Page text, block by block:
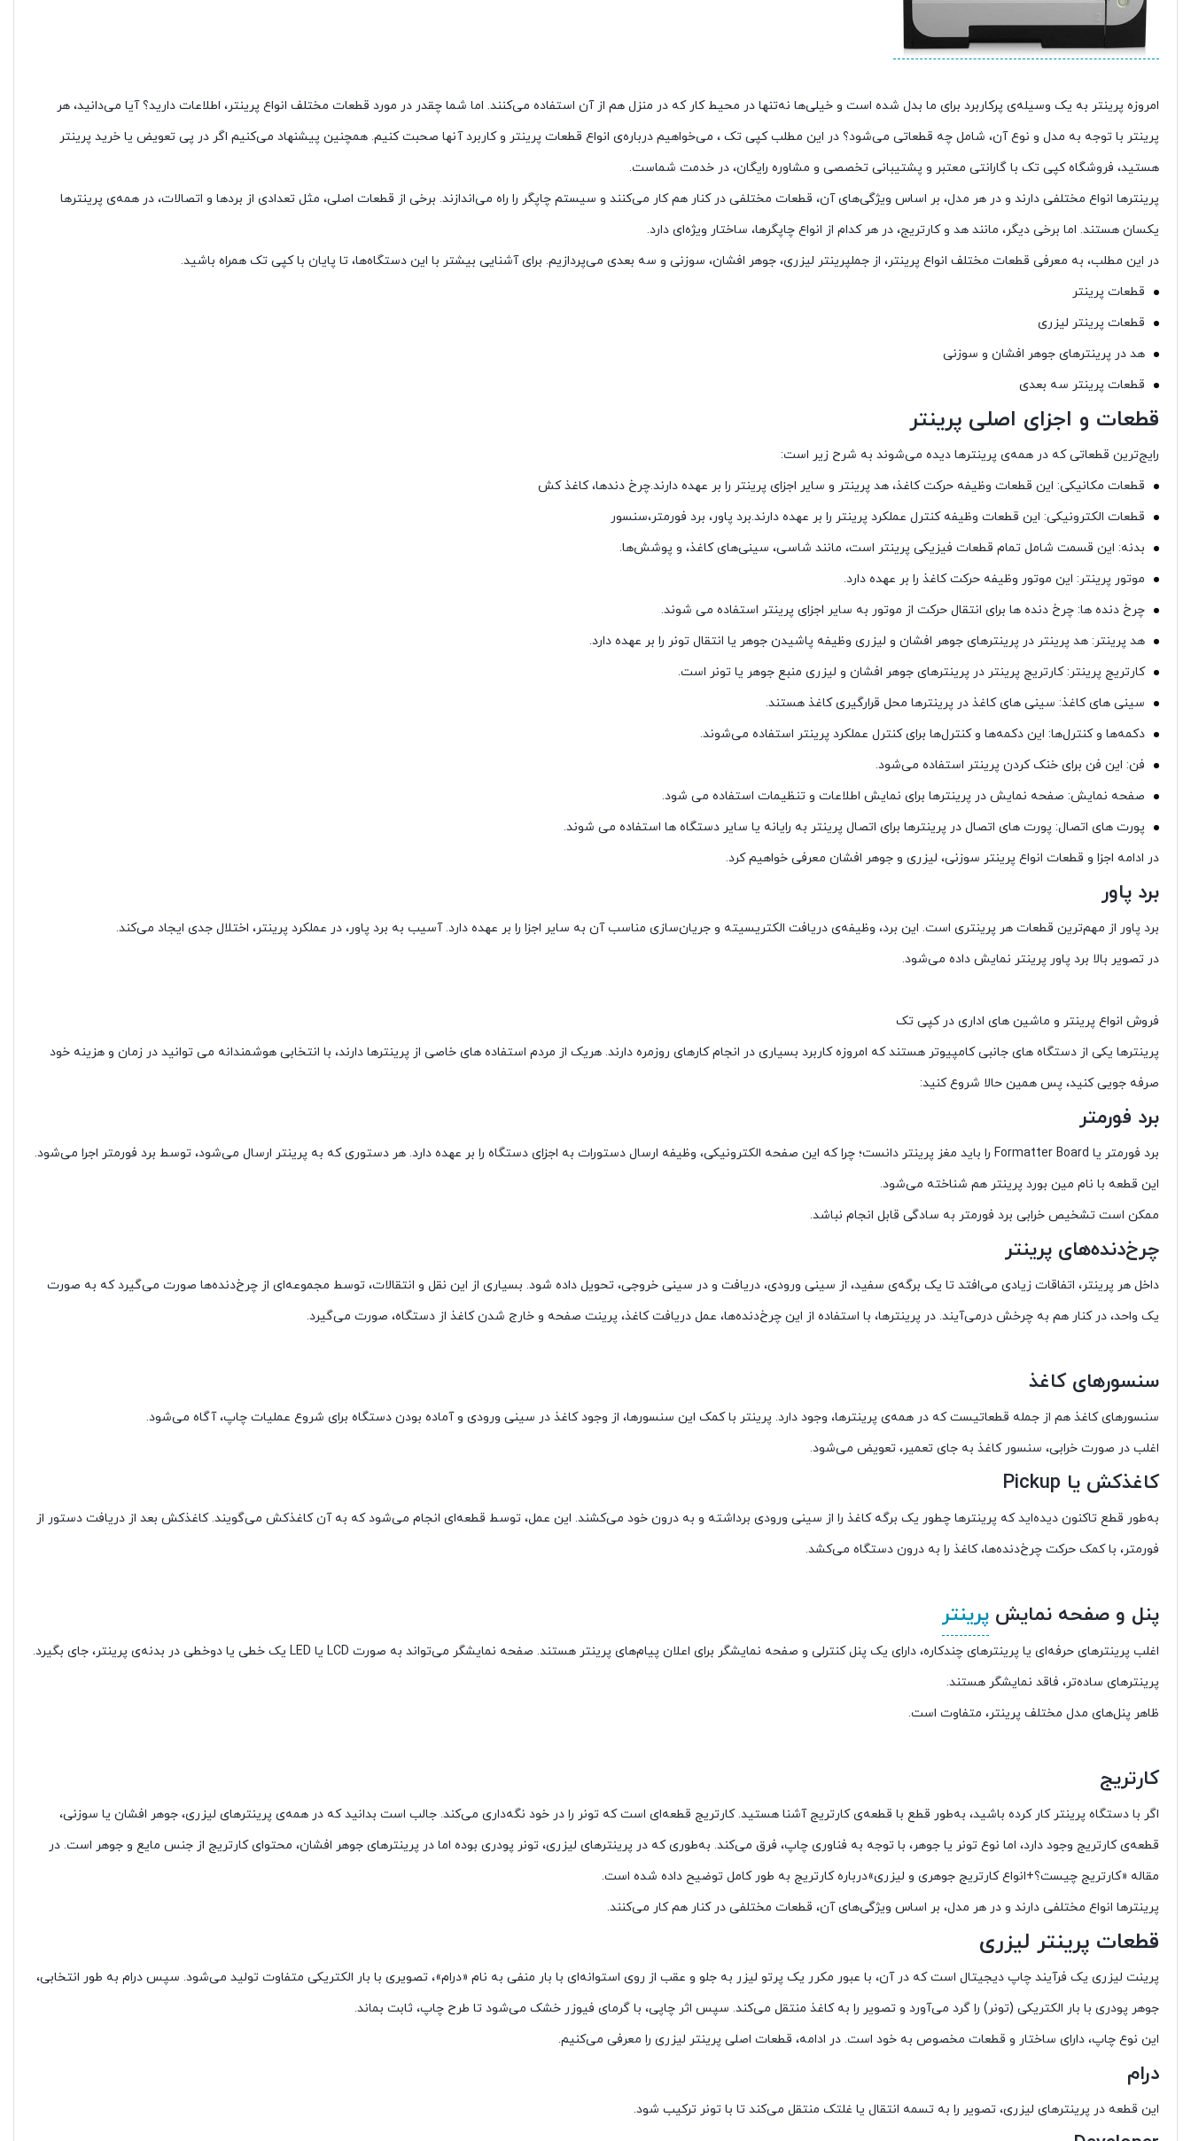
امروزه پرینتر به یک وسیله‌ی پرکاربرد برای ما بدل شده است و خیلی‌ها نه‌تنها در محیط کار که در منزل هم از آن استفاده می‌کنند. اما شما چقدر در مورد قطعات مختلف انواع پرینتر، اطلاعات دارید؟ آیا می‌دانید، هر
پرینتر با توجه به مدل و نوع آن، شامل چه قطعاتی می‌شود؟ در این مطلب کپی تک ، می‌خواهیم درباره‌ی انواع قطعات پرینتر و کاربرد آنها صحبت کنیم. همچنین پیشنهاد می‌کنیم اگر در پی تعویض یا خرید پرینتر
هستید، فروشگاه کپی تک با گارانتی معتبر و پشتیبانی تخصصی و مشاوره رایگان، در خدمت شماست.
پرینترها انواع مختلفی دارند و در هر مدل، بر اساس ویژگی‌های آن، قطعات مختلفی در کنار هم کار می‌کنند و سیستم چاپگر را راه می‌اندازند. برخی از قطعات اصلی، مثل تعدادی از بردها و اتصالات، در همه‌ی پرینترها
یکسان هستند. اما برخی دیگر، مانند هد و کارتریج، در هر کدام از انواع چاپگرها، ساختار ویژه‌ای دارد.
در این مطلب، به معرفی قطعات مختلف انواع پرینتر، از جملپرینتر لیزری، جوهر افشان، سوزنی و سه بعدی می‌پردازیم. برای آشنایی بیشتر با این دستگاه‌ها، تا پایان با کپی تک همراه باشید.
قطعات پرینتر
قطعات پرینتر لیزری
هد در پرینترهای جوهر افشان و سوزنی
قطعات پرینتر سه بعدی
قطعات و اجزای اصلی پرینتر
رایج‌ترین قطعاتی که در همه‌ی پرینترها دیده می‌شوند به شرح زیر است:
قطعات مکانیکی: این قطعات وظیفه حرکت کاغذ، هد پرینتر و سایر اجزای پرینتر را بر عهده دارند.چرخ دندها، کاغذ کش
قطعات الکترونیکی: این قطعات وظیفه کنترل عملکرد پرینتر را بر عهده دارند.برد پاور، برد فورمتر،سنسور
بدنه: این قسمت شامل تمام قطعات فیزیکی پرینتر است، مانند شاسی، سینی‌های کاغذ، و پوشش‌ها.
موتور پرینتر: این موتور وظیفه حرکت کاغذ را بر عهده دارد.
چرخ دنده ها: چرخ دنده ها برای انتقال حرکت از موتور به سایر اجزای پرینتر استفاده می شوند.
هد پرینتر: هد پرینتر در پرینترهای جوهر افشان و لیزری وظیفه پاشیدن جوهر یا انتقال تونر را بر عهده دارد.
کارتریج پرینتر: کارتریج پرینتر در پرینترهای جوهر افشان و لیزری منبع جوهر یا تونر است.
سینی های کاغذ: سینی های کاغذ در پرینترها محل قرارگیری کاغذ هستند.
دکمه‌ها و کنترل‌ها: این دکمه‌ها و کنترل‌ها برای کنترل عملکرد پرینتر استفاده می‌شوند.
فن: این فن برای خنک کردن پرینتر استفاده می‌شود.
صفحه نمایش: صفحه نمایش در پرینترها برای نمایش اطلاعات و تنظیمات استفاده می شود.
پورت های اتصال: پورت های اتصال در پرینترها برای اتصال پرینتر به رایانه یا سایر دستگاه ها استفاده می شوند.
در ادامه اجزا و قطعات انواع پرینتر سوزنی، لیزری و جوهر افشان معرفی خواهیم کرد.
برد پاور
برد پاور از مهم‌ترین قطعات هر پرینتری است. این برد، وظیفه‌ی دریافت الکتریسیته و جریان‌سازی مناسب آن به سایر اجزا را بر عهده دارد. آسیب به برد پاور، در عملکرد پرینتر، اختلال جدی ایجاد می‌کند.
در تصویر بالا برد پاور پرینتر نمایش داده می‌شود.
فروش انواع پرینتر و ماشین های اداری در کپی تک
پرینترها یکی از دستگاه های جانبی کامپیوتر هستند که امروزه کاربرد بسیاری در انجام کارهای روزمره دارند. هریک از مردم استفاده های خاصی از پرینترها دارند، با انتخابی هوشمندانه می توانید در زمان و هزینه خود
صرفه جویی کنید، پس همین حالا شروع کنید:
برد فورمتر
برد فورمتر یا Formatter Board را باید مغز پرینتر دانست؛ چرا که این صفحه‌ الکترونیکی، وظیفه‌ ارسال دستورات به اجزای دستگاه را بر عهده دارد. هر دستوری که به پرینتر ارسال می‌شود، توسط برد فورمتر اجرا می‌شود.
این قطعه با نام مین بورد پرینتر هم شناخته می‌شود.
ممکن است تشخیص خرابی برد فورمتر به سادگی قابل انجام نباشد.
چرخ‌دنده‌های پرینتر
داخل هر پرینتر، اتفاقات زیادی می‌افتد تا یک برگه‌ی سفید، از سینی ورودی، دریافت و در سینی خروجی، تحویل داده شود. بسیاری از این نقل و انتقالات، توسط مجموعه‌ای از چرخ‌دنده‌ها صورت می‌گیرد که به صورت
یک واحد، در کنار هم به چرخش درمی‌آیند. در پرینترها، با استفاده از این چرخ‌دنده‌ها، عمل دریافت کاغذ، پرینت صفحه و خارج شدن کاغذ از دستگاه، صورت می‌گیرد.
سنسورهای کاغذ
سنسورهای کاغذ هم از جمله قطعاتیست که در همه‌ی پرینترها، وجود دارد. پرینتر با کمک این سنسورها، از وجود کاغذ در سینی ورودی و آماده بودن دستگاه برای شروع عملیات چاپ، آگاه می‌شود.
اغلب در صورت خرابی، سنسور کاغذ به جای تعمیر، تعویض می‌شود.
کاغذکش یا Pickup
به‌طور قطع تاکنون دیده‌اید که پرینترها چطور یک برگه کاغذ را از سینی ورودی برداشته و به درون خود می‌کشند. این عمل، توسط قطعه‌ای انجام می‌شود که به آن کاغذکش می‌گویند. کاغذکش بعد از دریافت دستور از
فورمتر، با کمک حرکت چرخ‌دنده‌ها، کاغذ را به درون دستگاه می‌کشد.
پنل و صفحه نمایش پرینتر
اغلب پرینترهای حرفه‌ای یا پرینترهای چندکاره، دارای یک پنل کنترلی و صفحه نمایشگر برای اعلان پیام‌های پرینتر هستند. صفحه نمایشگر می‌تواند به صورت LCD یا LED یک خطی یا دوخطی در بدنه‌ی پرینتر، جای بگیرد.
پرینترهای ساده‌تر، فاقد نمایشگر هستند.
ظاهر پنل‌های مدل مختلف پرینتر، متفاوت است.
کارتریج
اگر با دستگاه پرینتر کار کرده باشید، به‌طور قطع با قطعه‌ی کارتریج آشنا هستید. کارتریج قطعه‌ای است که تونر را در خود نگه‌داری می‌کند. جالب است بدانید که در همه‌ی پرینترهای لیزری، جوهر افشان یا سوزنی،
قطعه‌ی کارتریج وجود دارد، اما نوع تونر یا جوهر، با توجه به فناوری چاپ، فرق می‌کند. به‌طوری که در پرینترهای لیزری، تونر پودری بوده اما در پرینترهای جوهر افشان، محتوای کارتریج از جنس مایع و جوهر است. در
مقاله «کارتریج چیست؟+انواع کارتریج جوهری و لیزری»درباره کارتریج به طور کامل توضیح داده شده است.
پرینترها انواع مختلفی دارند و در هر مدل، بر اساس ویژگی‌های آن، قطعات مختلفی در کنار هم کار می‌کنند.
قطعات پرینتر لیزری
پرینت لیزری یک فرآیند چاپ دیجیتال است که در آن، با عبور مکرر یک پرتو لیزر به جلو و عقب از روی استوانه‌ای با بار منفی به نام «درام»، تصویری با بار الکتریکی متفاوت تولید می‌شود. سپس درام به طور انتخابی،
جوهر پودری با بار الکتریکی (تونر) را گرد می‌آورد و تصویر را به کاغذ منتقل می‌کند. سپس اثر چاپی، با گرمای فیوزر خشک می‌شود تا طرح چاپ، ثابت بماند.
این نوع چاپ، دارای ساختار و قطعات مخصوص به خود است. در ادامه، قطعات اصلی پرینتر لیزری را معرفی می‌کنیم.
درام
این قطعه در پرینترهای لیزری، تصویر را به تسمه انتقال یا غلتک منتقل می‌کند تا با تونر ترکیب شود.